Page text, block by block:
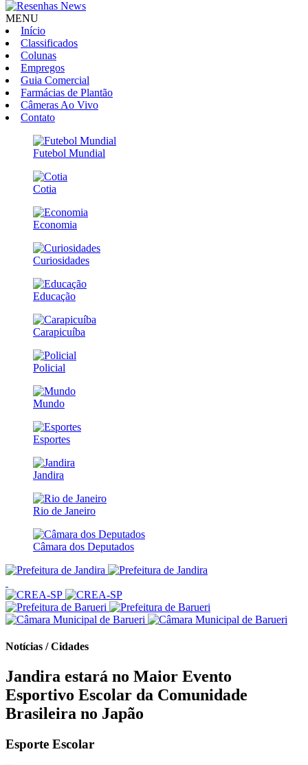
MENU
Início
Classificados
Colunas
Empregos
Guia Comercial
Farmácias de Plantão
Câmeras Ao Vivo
Contato
Futebol Mundial
Cotia
Economia
Curiosidades
Educação
Carapicuíba
Policial
Mundo
Esportes
Jandira
Rio de Janeiro
Câmara dos Deputados
Notícias / Cidades
Jandira estará no Maior Evento
Esportivo Escolar da Comunidade
Brasileira no Japão
Esporte Escolar